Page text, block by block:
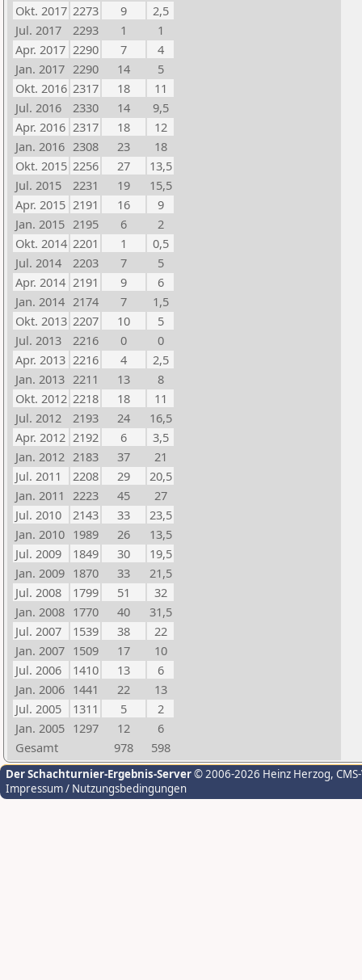
Okt. 2017 2273 9
2,5
Jul. 2017
2293 1
1
Apr. 2017 2290 7
4
Jan. 2017 2290 14
5
Okt. 2016 2317 18
11
Jul. 2016
2330 14
9,5
Apr. 2016 2317 18
12
Jan. 2016 2308 23
18
Okt. 2015 2256 27
13,5
Jul. 2015
2231 19
15,5
Apr. 2015 2191 16
9
Jan. 2015 2195 6
2
Okt. 2014 2201 1
0,5
Jul. 2014
2203 7
5
Apr. 2014 2191 9
6
Jan. 2014 2174 7
1,5
Okt. 2013 2207 10
5
Jul. 2013
2216 0
0
Apr. 2013 2216 4
2,5
Jan. 2013 2211 13
8
Okt. 2012 2218 18
11
Jul. 2012
2193 24
16,5
Apr. 2012 2192 6
3,5
Jan. 2012 2183 37
21
Jul. 2011
2208 29
20,5
Jan. 2011 2223 45
27
Jul. 2010
2143 33
23,5
Jan. 2010 1989 26
13,5
Jul. 2009
1849 30
19,5
Jan. 2009 1870 33
21,5
Jul. 2008
1799 51
32
Jan. 2008 1770 40
31,5
Jul. 2007
1539 38
22
Jan. 2007 1509 17
10
Jul. 2006
1410 13
6
Jan. 2006 1441 22
13
Jul. 2005
1311 5
2
Jan. 2005 1297 12
6
Gesamt
978 598
Der Schachturnier-Ergebnis-Server© 2006-2026 Heinz Herzog,
Impressum / Nutzungsbedingungen